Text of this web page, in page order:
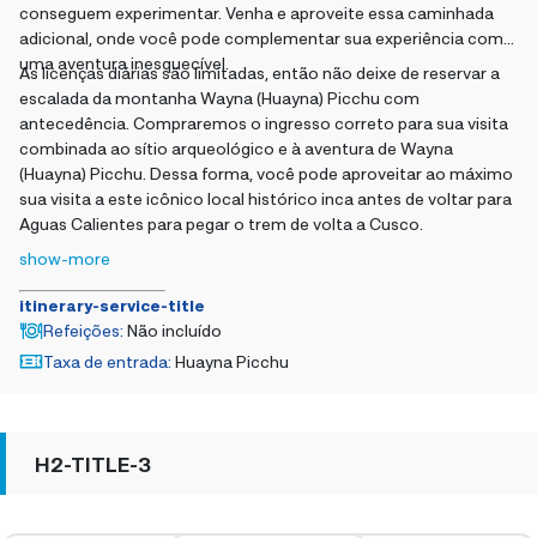
conseguem experimentar. Venha e aproveite essa caminhada
adicional, onde você pode complementar sua experiência com
uma aventura inesquecível.
As licenças diárias são limitadas, então não deixe de reservar a
escalada da montanha Wayna (Huayna) Picchu com
antecedência. Compraremos o ingresso correto para sua visita
combinada ao sítio arqueológico e à aventura de Wayna
(Huayna) Picchu. Dessa forma, você pode aproveitar ao máximo
sua visita a este icônico local histórico inca antes de voltar para
Aguas Calientes para pegar o trem de volta a Cusco.
show-more
itinerary-service-title
Refeições: Não incluído
Taxa de entrada: Huayna Picchu
H2-TITLE-3